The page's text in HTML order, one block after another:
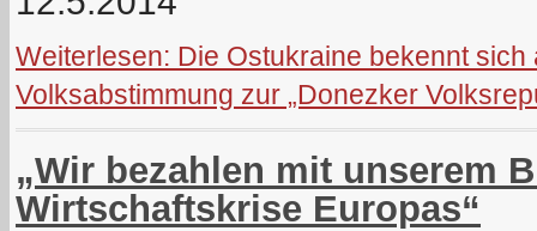
Weiterlesen: Die Ostukraine bekennt sich
Volksabstimmung zur „Donezker
„Wir bezahlen mit unserem
Wirtschaftskrise Europas“